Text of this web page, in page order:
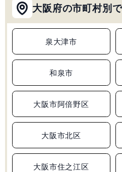
高校部一覧
教室一覧
兵庫県 和歌山県
合格実績
受験情報
初めての塾選び
大阪府の市町村別
泉大津市
和泉市
大阪市阿倍野区
大阪市北区
大阪市住之江区